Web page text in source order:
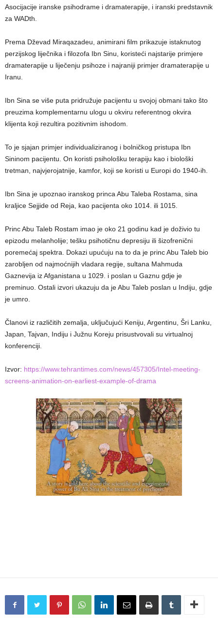
Asocijacije iranske psihodrame i dramaterapije, i iranski predstavnik
za WADth.
Prema Dževad Miraqazadeu, animirani film prikazuje istaknutog
perzijskog liječnika i filozofa Ibn Sinu, koristeći najstarije primjere
dramaterapije u liječenju psihoze i najraniji primjer dramaterapije u
Iranu.
Ibn Sina se više puta pridružuje pacijentu u svojoj obmani tako što
preuzima komplementarnu ulogu u okviru referentnog okvira
klijenta koji rezultira pozitivnim ishodom.
To je sjajan primjer individualiziranog i bolničkog pristupa Ibn
Sininom pacijentu. On koristi psihološku terapiju kao i biološki
tretman, najvjerojatnije, kamfor, koji se koristi u Europi do 1940-ih.
Ibn Sina je upoznao iranskog princa Abu Taleba Rostama, sina
kraljice Sejjide od Reja, kao pacijenta oko 1014. ili 1015.
Princ Abu Taleb Rostam imao je oko 21 godinu kad je doživio tu
epizodu melanholije; tešku psihotičnu depresiju ili šizofrenični
poremećaj spektra. Dokazi upućuju na to da je princ Abu Taleb bio
zarobljen od najmoćnijih vladara regije, sultana Mahmuda
Gaznevija iz Afganistana u 1029. i poslan u Gaznu gdje je
preminuo. Ostali izvori ukazuju da je Abu Taleb poslan u Indiju, gdje
je umro.
Članovi iz različitih zemalja, uključujući Keniju, Argentinu, Šri Lanku,
Japan, Tajvan, Indiju i Južnu Koreju prisustvovali su virtualnoj
konferenciji.
Izvor: https://www.tehrantimes.com/news/457305/Intel-meeting-
screens-animation-on-earliest-example-of-drama